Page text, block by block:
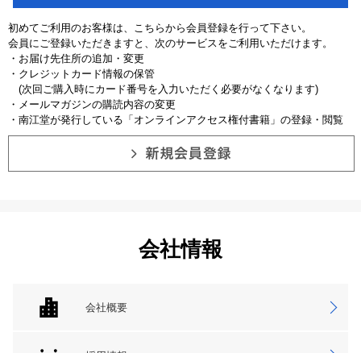
初めてご利用のお客様は、こちらから会員登録を行って下さい。
会員にご登録いただきますと、次のサービスをご利用いただけます。
・お届け先住所の追加・変更
・クレジットカード情報の保管
(次回ご購入時にカード番号を入力いただく必要がなくなります)
・メールマガジンの購読内容の変更
・南江堂が発行している「オンラインアクセス権付書籍」の登録・閲覧
会社情報
会社概要